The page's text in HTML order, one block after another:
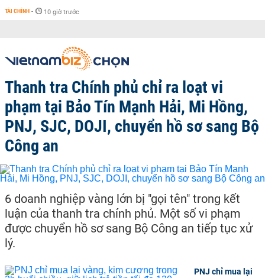
TÀI CHÍNH - 10 giờ trước
Thanh tra Chính phủ chỉ ra loạt vi
phạm tại Bảo Tín Mạnh Hải, Mi Hồng,
PNJ, SJC, DOJI, chuyển hồ sơ sang Bộ
Công an
6 doanh nghiệp vàng lớn bị "gọi tên" trong kết
luận của thanh tra chính phủ. Một số vi phạm
được chuyển hồ sơ sang Bộ Công an tiếp tục xử
lý.
PNJ chỉ mua lại